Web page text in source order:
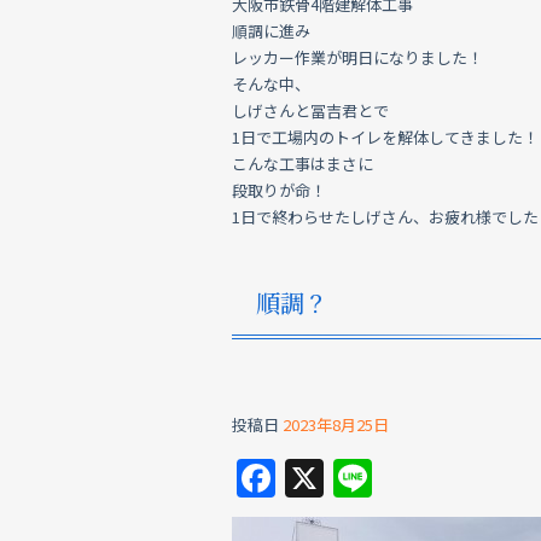
順調に進み
レッカー作業が明日になりました！
そんな中、
しげさんと冨吉君とで
1日で工場内のトイレを解体してきました！
こんな工事はまさに
段取りが命！
1日で終わらせたしげさん、お疲れ様でし
順調？
投稿日 2023年8月25日
F
a
X
n